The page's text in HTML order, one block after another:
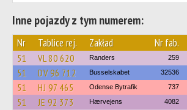
Inne pojazdy z tym numerem:
Nr Tablice rej. Zakład Nr fab.
51 VL 80 620 Randers 259
51 DV 96 712 Busselskabet 32536
51 HJ 97 465 Odense Bytrafik 737
51 JE 92 373 Hærvejens 4082